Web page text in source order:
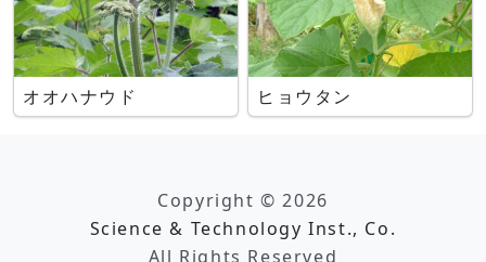
オオハナウド ヒョウタン
Copyright © 2026
Science & Technology Inst., Co.
All Rights Reserved